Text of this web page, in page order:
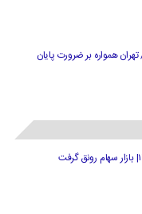
همواره بر ضرورت پایان